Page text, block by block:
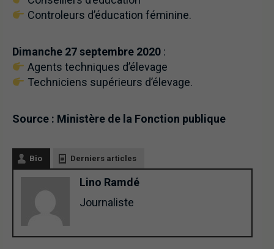
Controleurs d’éducation féminine.
Dimanche 27 septembre 2020 :
Agents techniques d’élevage
Techniciens supérieurs d’élevage.
Source : Ministère de la Fonction publique
Bio Derniers articles
Lino Ramdé
Journaliste